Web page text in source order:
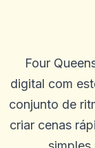
Four
digital com
conjunto de
criar cenas
2025-10-22
0
B
2025-10-15
uauoooo!!!